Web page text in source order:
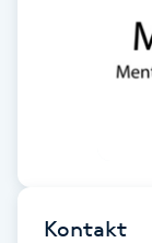
Face framing
Kontakt